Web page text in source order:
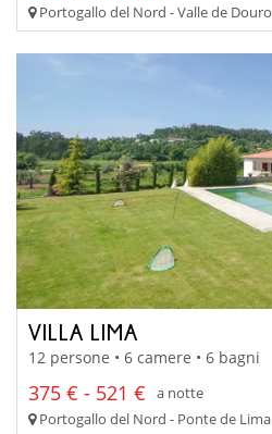
Portogallo del Nord - Valle de
VILLA LIMA
12 persone • 6 camere • 6 bagni
375 € - 521 €
a notte
Portogallo del Nord - Ponte de Lima